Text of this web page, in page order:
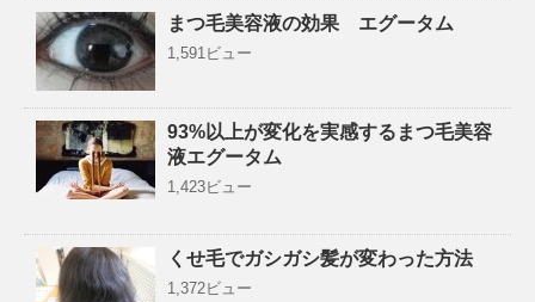
まつ毛美容液の効果 エグータム
1,591ビュー
93%以上が変化を実感するまつ毛美容
液エグータム
1,423ビュー
くせ毛でガシガシ髪が変わった方法
1,372ビュー